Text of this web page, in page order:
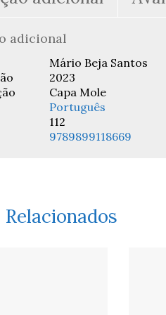
adicional
Mário Beja Santos
2023
Capa Mole
Português
112
9789899118669